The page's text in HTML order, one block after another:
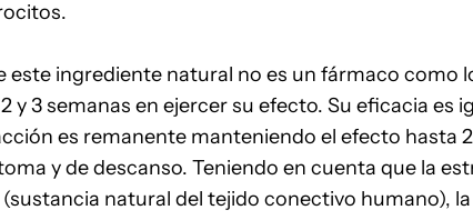
ingrediente natural no es un fármaco como
3 semanas en ejercer su efecto. Su eficacia es
es remanente manteniendo el efecto hasta
y de descanso. Teniendo en cuenta que la
natural del tejido conectivo humano),